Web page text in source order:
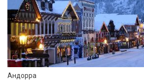
Андорра
Сетевые отели Сейшел
Сетевые отели Маврикия